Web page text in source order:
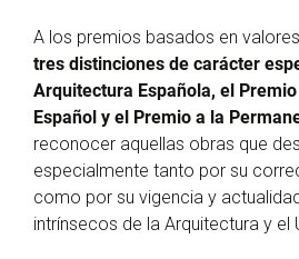
A los premios basados en
tres distinciones de carácter
Arquitectura Española, el
Español y el Premio a la
reconocer aquellas obras que
especialmente tanto por su
como por su vigencia y
intrínsecos de la Arquitectura y el